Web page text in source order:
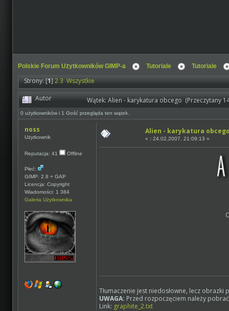
Polskie Forum Użytkowników GIMP-a Tutoriale Tutoriale
Strony: [1]23 Wszystkie
Autor
Wątek: Alien - karykatura obcego (Przeczytany
0 użytkowników i 1 Gość przegląda ten wątek.
noss
Użytkownik
Reputacja: 41 Offline
Płeć:
GIMP: 2.8 + GAP
Licencja: Copyright
Wiadomości: 1 384
Galeria Użytkownika
Alien - karykatura
« : 24.02.2007, 21:09:13 »
Tłumaczenie jest niedosłowne, lecz
UWAGA: Przed rozpoczęciem należy
Link: graphite_2.txt